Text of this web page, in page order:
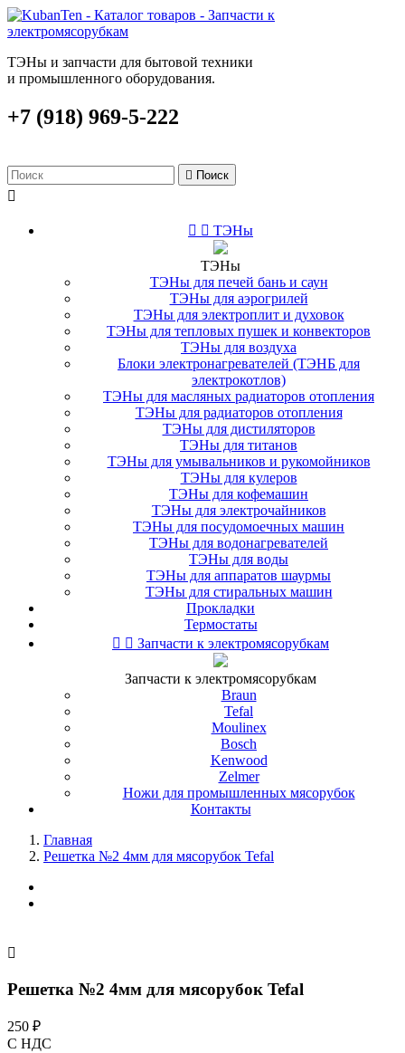
ТЭНы и запчасти для бытовой техники
и промышленного оборудования.
+7 (918) 969-5-222
 Поиск

  ТЭНы
ТЭНы
ТЭНы для печей бань и саун
ТЭНы для аэрогрилей
ТЭНы для электроплит и духовок
ТЭНы для тепловых пушек и конвекторов
ТЭНы для воздуха
Блоки электронагревателей (ТЭНБ для
электрокотлов)
ТЭНы для масляных радиаторов отопления
ТЭНы для радиаторов отопления
ТЭНы для дистиляторов
ТЭНы для титанов
ТЭНы для умывальников и рукомойников
ТЭНы для кулеров
ТЭНы для кофемашин
ТЭНы для электрочайников
ТЭНы для посудомоечных машин
ТЭНы для водонагревателей
ТЭНы для воды
ТЭНы для аппаратов шаурмы
ТЭНы для стиральных машин
Прокладки
Термостаты
  Запчасти к электромясорубкам
Запчасти к электромясорубкам
Braun
Tefal
Moulinex
Bosch
Kenwood
Zelmer
Ножи для промышленных мясорубок
Контакты
Главная
Решетка №2 4мм для мясорубок Tefal

Решетка №2 4мм для мясорубок Tefal
250 ₽
С НДС